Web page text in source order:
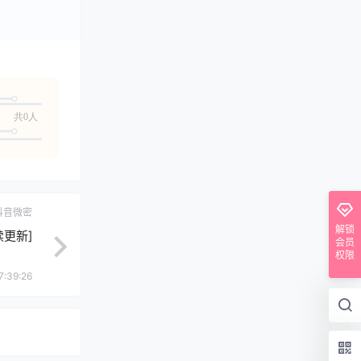
共0人
音微密
更新]
解锁
会员
权限